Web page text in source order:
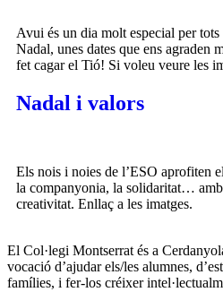
Avui és un dia molt especial per tots
Nadal, unes dates que ens agraden
fet cagar el Tió! Si voleu veure les
Nadal i valors
Els nois i noies de l’ESO aprofiten
la companyonia, la solidaritat…
creativitat. Enllaç a les imatges.
El Col·legi Montserrat és a
vocació d’ajudar els/les alumnes,
famílies, i fer-los créixer